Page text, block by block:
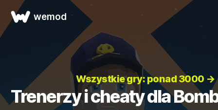
wemod
Wszystkie gry: ponad 3000 →
Trenerzy i cheaty dla